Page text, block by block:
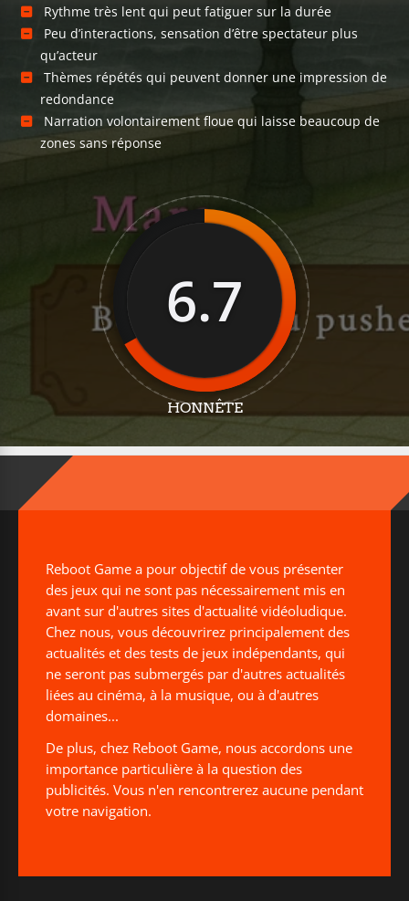
Rythme très lent qui peut fatiguer sur la durée
Peu d’interactions, sensation d’être spectateur plus
qu’acteur
Thèmes répétés qui peuvent donner une impression de
redondance
Narration volontairement floue qui laisse beaucoup de
zones sans réponse
6.7
HONNÊTE
Reboot Game a pour objectif de vous présenter
des jeux qui ne sont pas nécessairement mis en
avant sur d'autres sites d'actualité vidéoludique.
Chez nous, vous découvrirez principalement des
actualités et des tests de jeux indépendants, qui
ne seront pas submergés par d'autres actualités
liées au cinéma, à la musique, ou à d'autres
domaines...
De plus, chez Reboot Game, nous accordons une
importance particulière à la question des
publicités. Vous n'en rencontrerez aucune pendant
votre navigation.